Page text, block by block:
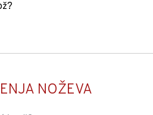
NOŽEVA